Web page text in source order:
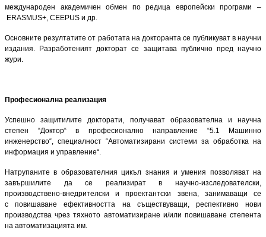
международен академичен обмен по редица европейски програми –
ERASMUS+, CEEPUS и др.
Основните резултатите от работата на докторанта се публикуват в научни
издания. Разработеният докторат се защитава публично пред научно
жури.
Професионална реализация
Успешно защитилите докторати, получават образователна и научна
степен “Доктор“ в професионално направление “5.1 Машинно
инженерство“, специалност “Автоматизирани системи за обработка на
информация и управление“.
Натрупаните в образователния цикъл знания и умения позволяват на
завършилите да се реализират в научно-изследователски,
производствено-внедрителски и проектантски звена, занимаващи се
с повишаване ефективността на съществуващи, респективно нови
производства чрез тяхното автоматизиране и/или повишаване степента
на автоматизацията им.